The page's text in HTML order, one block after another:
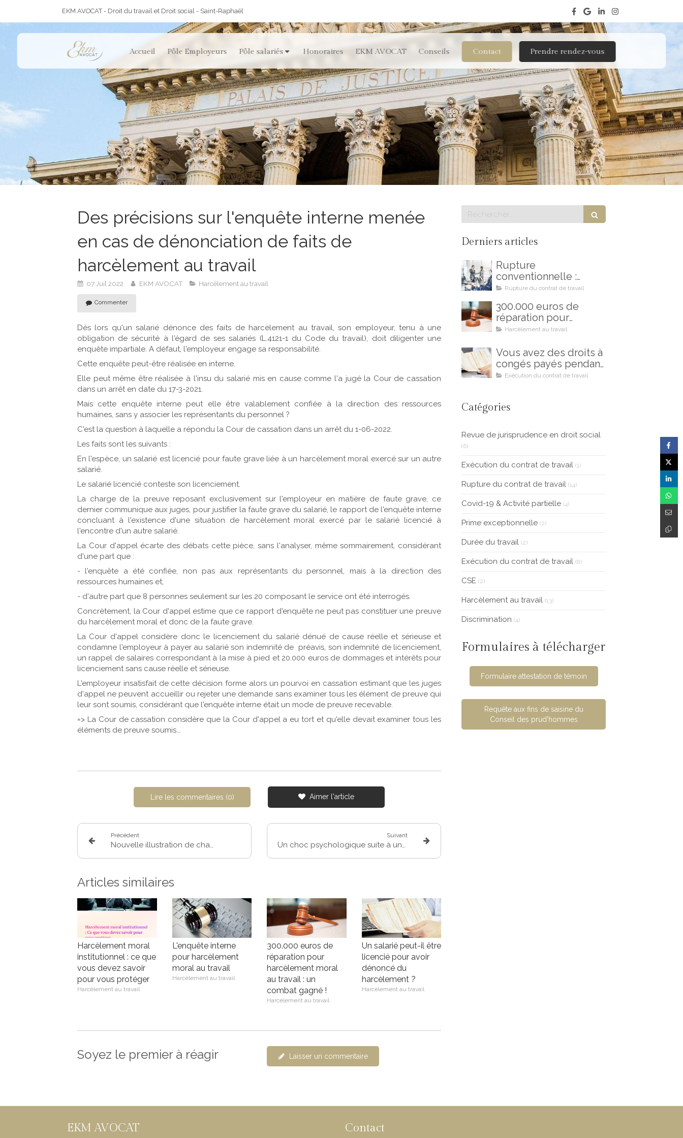
EKM AVOCAT - Droit du travail et Droit social - Saint-Raphaël
Accueil Pôle Employeurs Pôle salariés Honoraires EKM AVOCAT Conseils Contact Prendre rendez-vous
Des précisions sur l'enquête interne menée
en cas de dénonciation de faits de
harcèlement au travail
07 Juil 2022 EKM AVOCAT Harcèlement au travail
Commenter
Dès lors qu'un salarié dénonce des faits de harcèlement au travail, son employeur, tenu à une
obligation de sécurité à l'égard de ses salariés (L.4121-1 du Code du travail), doit diligenter une
enquête impartiale. A défaut, l'employeur engage sa responsabilité.
Cette enquête peut-être réalisée en interne.
Elle peut même être réalisée à l'insu du salarié mis en cause comme l'a jugé la Cour de cassation
dans un arrêt en date du 17-3-2021.
Mais cette enquête interne peut elle être valablement confiée à la direction des ressources
humaines, sans y associer les représentants du personnel ?
C'est la question à laquelle a répondu la Cour de cassation dans un arrêt du 1-06-2022.
Les faits sont les suivants :
En l'espèce, un salarié est licencié pour faute grave liée à un harcèlement moral exercé sur un autre
salarié.
Le salarié licencié conteste son licenciement.
La charge de la preuve reposant exclusivement sur l'employeur en matière de faute grave, ce
dernier communique aux juges, pour justifier la faute grave du salarié, le rapport de l'enquête interne
concluant à l'existence d'une situation de harcèlement moral exercé par le salarié licencié à
l'encontre d'un autre salarié.
La Cour d'appel écarte des débats cette pièce, sans l'analyser, même sommairement, considérant
d'une part que :
- l'enquête a été confiée, non pas aux représentants du personnel, mais à la direction des
ressources humaines et,
- d'autre part que 8 personnes seulement sur les 20 composant le service ont été interrogés.
Concrètement, la Cour d'appel estime que ce rapport d'enquête ne peut pas constituer une preuve
du harcèlement moral et donc de la faute grave.
La Cour d'appel considère donc le licenciement du salarié dénué de cause réelle et sérieuse et
condamne l'employeur à payer au salarié son indemnité de préavis, son indemnité de licenciement,
un rappel de salaires correspondant à la mise à pied et 20.000 euros de dommages et intérêts pour
licenciement sans cause réelle et sérieuse.
L'employeur insatisfait de cette décision forme alors un pourvoi en cassation estimant que les juges
d'appel ne peuvent accueillir ou rejeter une demande sans examiner tous les élément de preuve qui
leur sont soumis, considérant que l'enquête interne était un mode de preuve recevable.
=> La Cour de cassation considère que la Cour d'appel a eu tort et qu'elle devait examiner tous les
éléments de preuve soumis...
Lire les commentaires (0) Aimer l'article
Précédent Suivant
Articles similaires
Harcèlement moral
institutionnel : ce que
vous devez savoir
pour vous protéger
Harcèlement au travail
L'enquête interne
pour harcèlement
moral au travail
Harcèlement au travail
300.000 euros de
réparation pour
harcèlement moral
au travail : un
combat gagné !
Harcèlement au travail
Un salarié peut-il être
licencié pour avoir
dénoncé du
harcèlement ?
Harcèlement au travail
Soyez le premier à réagir Laisser un commentaire
Derniers articles
Rupture
conventionnelle :
comment éviter les
Rupture du contrat de travail
300.000 euros de
réparation pour
harcèlement moral au
gagné !
Harcèlement au travail
Vous avez des droits à
congés payés pendant
votre maladie !
Exécution du contrat de travail
Catégories
Revue de jurisprudence en droit social
(6)
Exécution du contrat de travail (1)
Rupture du contrat de travail (14)
Covid-19 & Activité partielle (4)
Prime exceptionnelle (2)
Durée du travail (2)
Exécution du contrat de travail (8)
CSE (2)
Harcèlement au travail (13)
Discrimination (4)
Formulaires à télécharger
Formulaire attestation de témoin
Requête aux fins de saisine du
Conseil des prud'hommes
EKM AVOCAT Contact